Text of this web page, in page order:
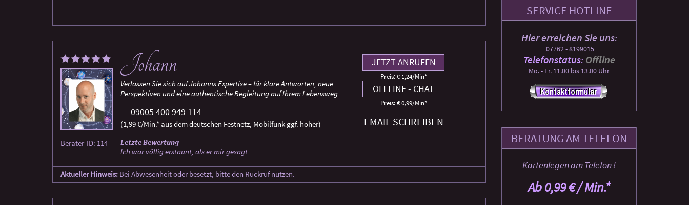
SERVICE HOTLINE
Hier erreichen Sie uns:
07762 - 8199015
Telefonstatus: Offline
Mo. - Fr. 11.00 bis 13.00 Uhr
BERATUNG AM TELEFON
Kartenlegen am Telefon !
Ab 0,99 € / Min.*
Berater-ID: 114
Johann
Verlassen Sie sich auf Johanns Expertise – für klare Antworten, neue
Perspektiven und eine authentische Begleitung auf Ihrem Lebensweg.
09005 400 949 114
(1,99 €/Min.* aus dem deutschen Festnetz, Mobilfunk ggf. höher)
Letzte Bewertung
Ich war völlig erstaunt, als er mir gesagt …
JETZT ANRUFEN
Preis: € 1,24/Min*
OFFLINE - CHAT
Preis: € 0,99/Min*
EMAIL SCHREIBEN
Aktueller Hinweis: Bei Abwesenheit oder besetzt, bitte den Rückruf nutzen.